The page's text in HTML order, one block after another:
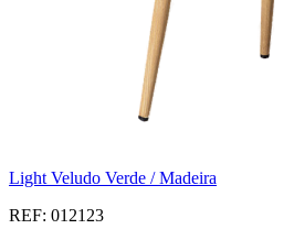
Light Veludo Verde / Madeira
REF: 012123